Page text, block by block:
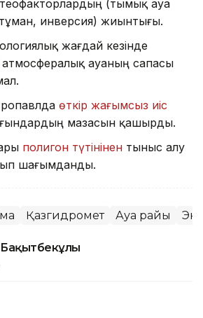
(тымық ауа
инверсия) жиынтығы.
жағдай кезінде
атмосфералық ауаның сапасы
өткір жағымсыз иіс
мазасын қашырды.
полигон түтінінен тыныс алу
шағымданды.
Қазгидромет Ауа райы